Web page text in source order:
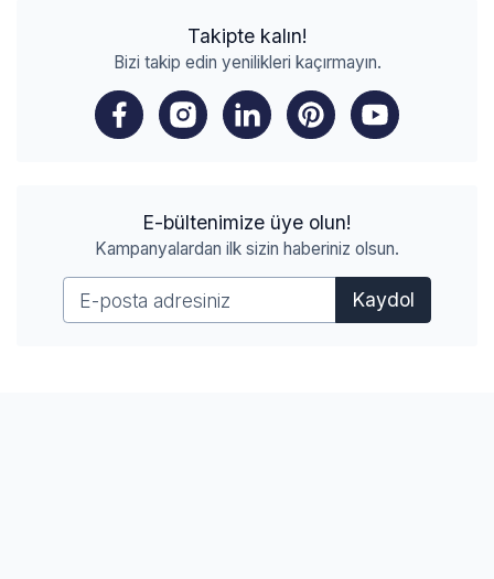
Takipte kalın!
Bizi takip edin yenilikleri kaçırmayın.
E-bültenimize üye olun!
Kampanyalardan ilk sizin haberiniz olsun.
Kaydol